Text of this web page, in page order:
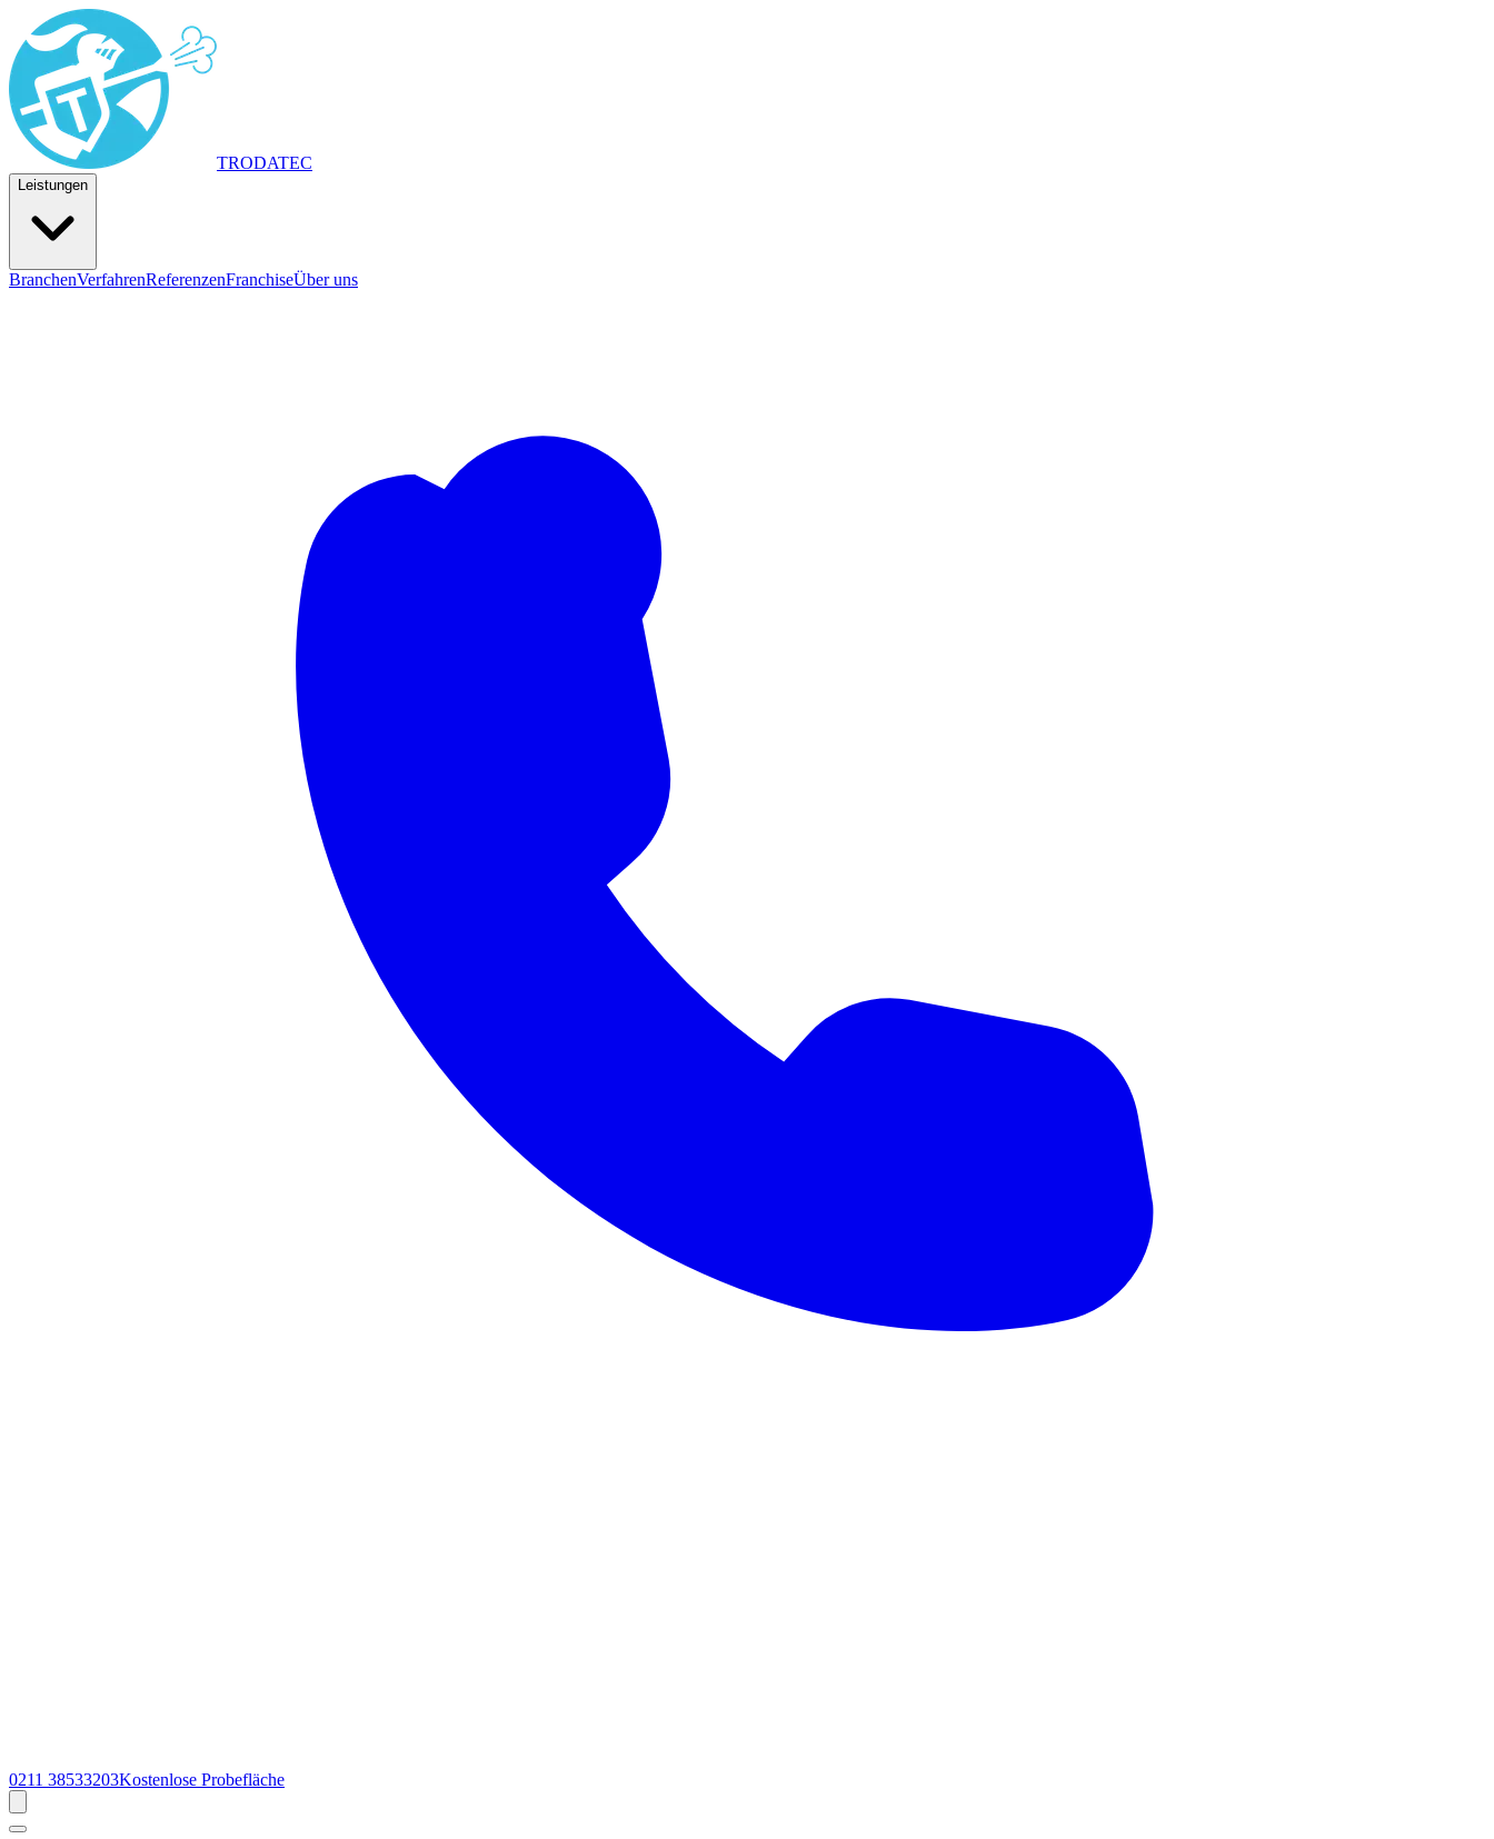
TRODATEC
Leistungen
BranchenVerfahrenReferenzenFranchiseÜber uns
0211 38533203Kostenlose Probefläche